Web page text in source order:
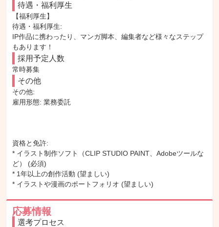
待遇・福利厚生
【福利厚生】
待遇・福利厚生:
IP作品に携わったり、マンガ脚本、編集者など様々なステップ
もあります！
採用予定人数
常時募集
その他
その他:
雇用形態: 業務委託
資格と免許:
* イラスト制作ソフト（CLIP STUDIO PAINT、Adobeツールな
ど） (必須)
* 1年以上の創作活動 (望ましい)
* イラストや漫画のポートフォリオ (望ましい)
応募情報
選考プロセス